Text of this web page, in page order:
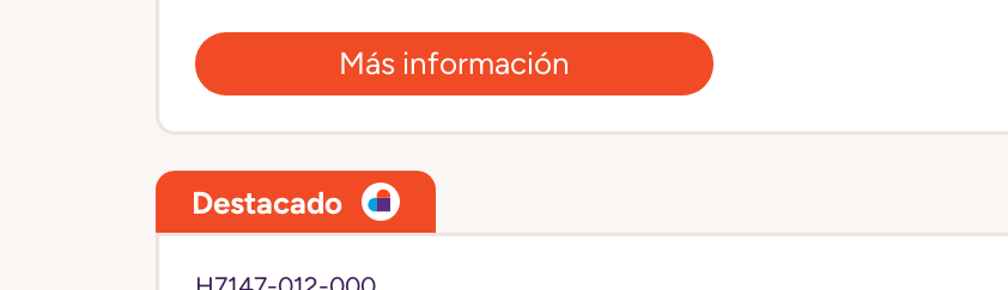
Más información
Destacado